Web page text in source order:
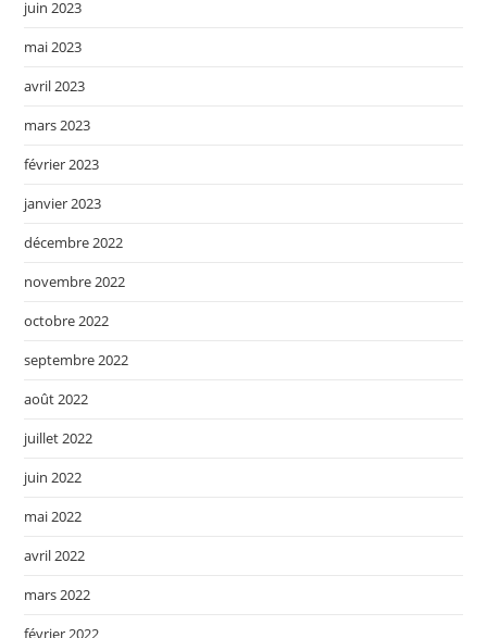
juin 2023
mai 2023
avril 2023
mars 2023
février 2023
janvier 2023
décembre 2022
novembre 2022
octobre 2022
septembre 2022
août 2022
juillet 2022
juin 2022
mai 2022
avril 2022
mars 2022
février 2022